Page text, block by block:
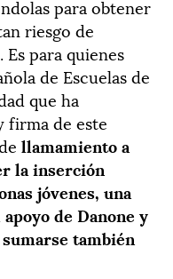
para obtener
riesgo de
para quienes
de Escuelas de
que ha
firma de este
llamamiento a
la inserción
jóvenes, una
de Danone y
sumarse también